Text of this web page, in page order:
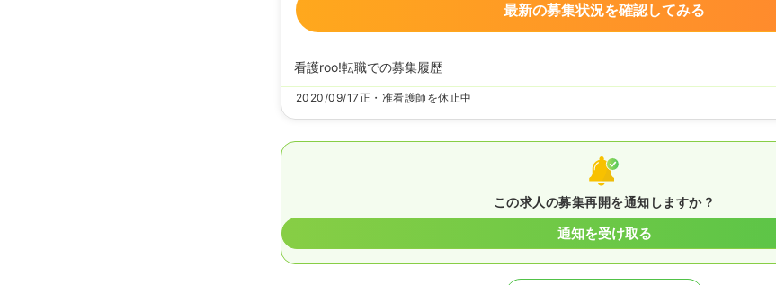
最新の募集状況を確認してみる
看護roo!転職での募集履歴
2020/09/17正・准看護師を休止中
この求人の募集再開を通知しますか？
通知を受け取る